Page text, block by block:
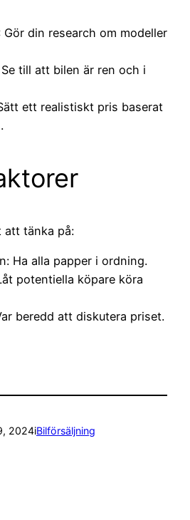
Gör din research om modeller
Se till att bilen är ren och i
ett realistiskt pris baserat
att tänka på:
Ha alla papper i ordning.
potentiella köpare köra
beredd att diskutera priset.
2024iBilförsäljning